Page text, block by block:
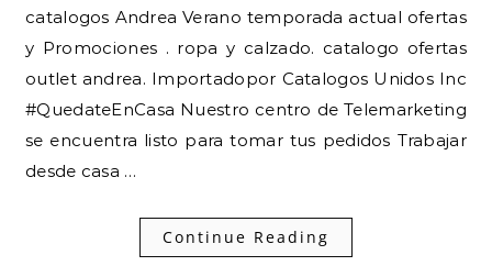
catalogos Andrea Verano temporada actual ofertas
y Promociones . ropa y calzado. catalogo ofertas
outlet andrea. Importadopor Catalogos Unidos Inc
#QuedateEnCasa Nuestro centro de Telemarketing
se encuentra listo para tomar tus pedidos Trabajar
desde casa …
Continue Reading